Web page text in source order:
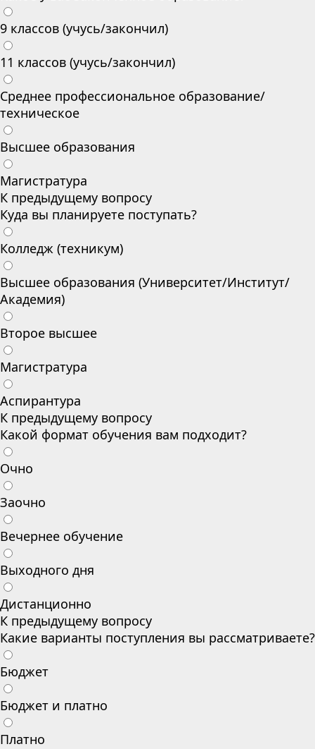
9 классов (учусь/закончил)
11 классов (учусь/закончил)
Среднее профессиональное образование/
техническое
Высшее образования
Магистратура
К предыдущему вопросу
Куда вы планируете поступать?
Колледж (техникум)
Высшее образования (Университет/Институт/
Академия)
Второе высшее
Магистратура
Аспирантура
К предыдущему вопросу
Какой формат обучения вам подходит?
Очно
Заочно
Вечернее обучение
Выходного дня
Дистанционно
К предыдущему вопросу
Какие варианты поступления вы рассматриваете?
Бюджет
Бюджет и платно
Платно